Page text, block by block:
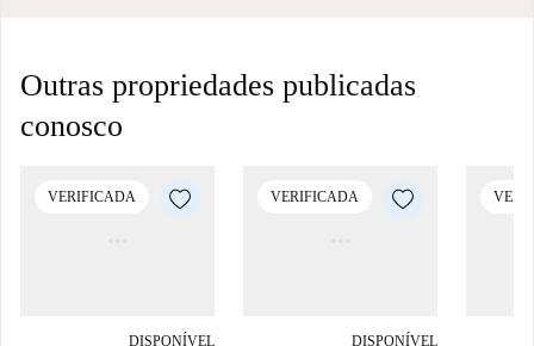
Outras propriedades publicadas
conosco
VERIFICADA
DISPONÍVEL
VERIFICADA
DISPONÍVEL